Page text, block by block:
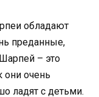
обладают
преданные,
– это
они очень
ладят с детьми.